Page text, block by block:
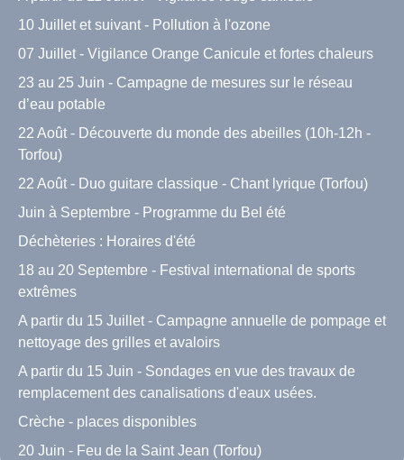
10 Juillet et suivant - Pollution à l'ozone
07 Juillet - Vigilance Orange Canicule et fortes chaleurs
23 au 25 Juin - Campagne de mesures sur le réseau
d’eau potable
22 Août - Découverte du monde des abeilles (10h-12h -
Torfou)
22 Août - Duo guitare classique - Chant lyrique (Torfou)
Juin à Septembre - Programme du Bel été
Déchèteries : Horaires d'été
18 au 20 Septembre - Festival international de sports
extrêmes
A partir du 15 Juillet - Campagne annuelle de pompage et
nettoyage des grilles et avaloirs
A partir du 15 Juin - Sondages en vue des travaux de
remplacement des canalisations d'eaux usées.
Crèche - places disponibles
20 Juin - Feu de la Saint Jean (Torfou)